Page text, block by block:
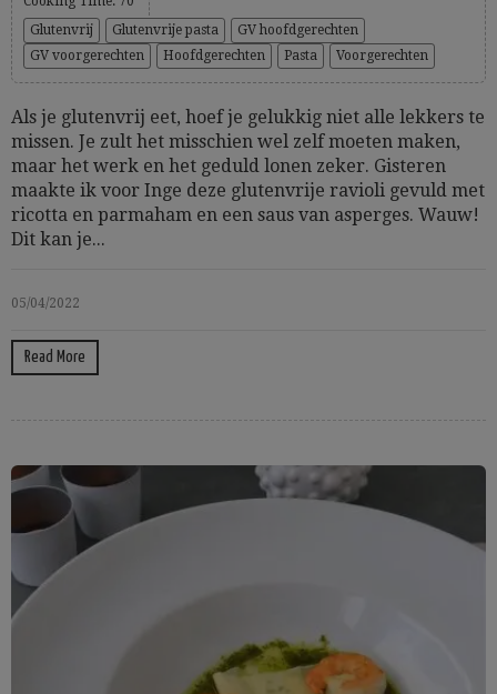
Glutenvrij
Glutenvrije pasta
GV hoofdgerechten
GV voorgerechten
Hoofdgerechten Pasta Voorgerechten
Als je glutenvrij eet, hoef je gelukkig niet alle lekkers te
missen. Je zult het misschien wel zelf moeten maken,
maar het werk en het geduld lonen zeker. Gisteren
maakte ik voor Inge deze glutenvrije ravioli gevuld met
ricotta en parmaham en een saus van asperges. Wauw!
Dit kan je...
05/04/2022
Read More